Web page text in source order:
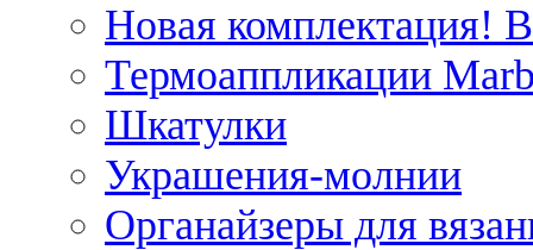
Новая комплектация!
Термоаппликации
Шкатулки
Украшения-молнии
Органайзеры для